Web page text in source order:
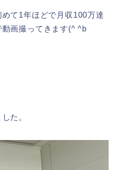
て1年ほどで月収100万達
画撮ってきます(^ ^b
た。